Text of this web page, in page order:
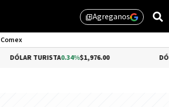
library_addAgreganos
Comex
0.34%$1,976.00 DÓLAR MEP-